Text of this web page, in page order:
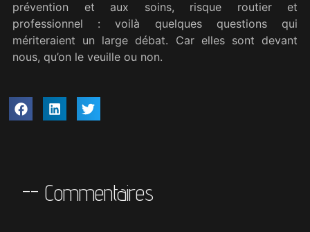
prévention et aux soins, risque routier et
professionnel : voilà quelques questions qui
mériteraient un large débat. Car elles sont devant
nous, qu’on le veuille ou non.
-- Commentaires